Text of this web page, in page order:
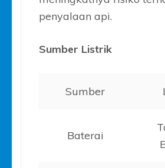
penyalaan api.
Sumber Listrik
Sumber
Baterai